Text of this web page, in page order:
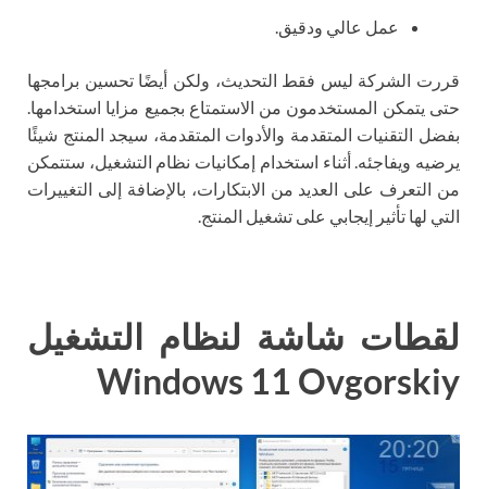
عمل عالي ودقيق.
قررت الشركة ليس فقط التحديث، ولكن أيضًا تحسين برامجها
حتى يتمكن المستخدمون من الاستمتاع بجميع مزايا استخدامها.
بفضل التقنيات المتقدمة والأدوات المتقدمة، سيجد المنتج شيئًا
يرضيه ويفاجئه. أثناء استخدام إمكانيات نظام التشغيل، ستتمكن
من التعرف على العديد من الابتكارات، بالإضافة إلى التغييرات
التي لها تأثير إيجابي على تشغيل المنتج.
لقطات شاشة لنظام التشغيل
Windows 11 Ovgorskiy